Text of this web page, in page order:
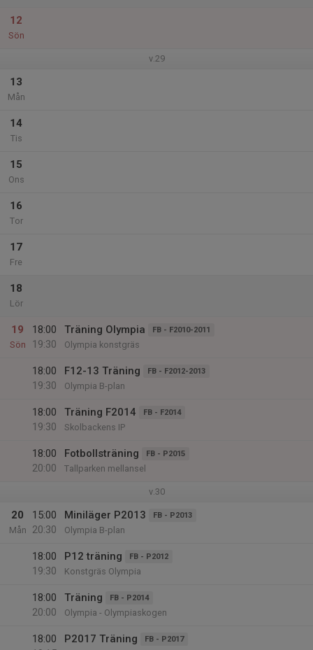
12
Sön
v.29
13
Mån
14
Tis
15
Ons
16
Tor
17
Fre
18
Lör
19
Sön
18:00
19:30
Träning Olympia FB - F2010-2011
Olympia konstgräs
18:00
19:30
F12-13 Träning FB - F2012-2013
Olympia B-plan
18:00
19:30
Träning F2014 FB - F2014
Skolbackens IP
18:00
20:00
Fotbollsträning FB - P2015
Tallparken mellansel
v.30
20
Mån
15:00
20:30
Miniläger P2013 FB - P2013
Olympia B-plan
18:00
19:30
P12 träning FB - P2012
Konstgräs Olympia
18:00
20:00
Träning FB - P2014
Olympia - Olympiaskogen
18:00
P2017 Träning FB - P2017